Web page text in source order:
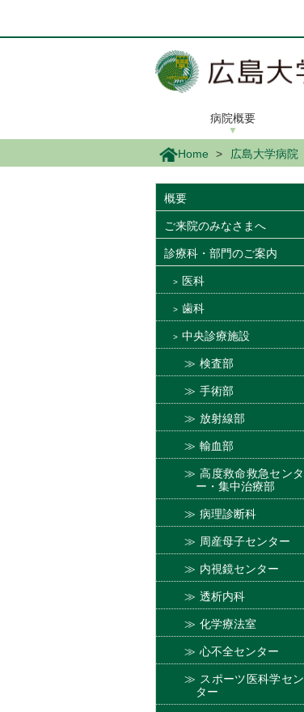
ン
病院概要
Home 広島大学病院
概要
ご来院のみなさまへ
診療科・部門のご案内
医科
歯科
中央診療施設
検査部
手術部
放射線部
輸血部
高度救命救急センタ
ー・集中治療部
病理診断科
周産母子センター
内視鏡センター
透析内科
化学療法室
心不全センター
スポーツ医科学セン
ター